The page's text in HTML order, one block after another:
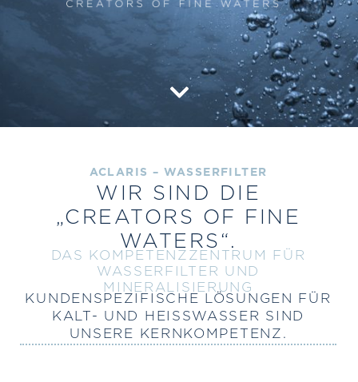
ACLARIS – WASSERFILTER
WIR SIND DIE
„CREATORS OF FINE
WATERS“.
DAS KOMPETENZZENTRUM FÜR
WASSERFILTER UND
MINERALISIERUNG
KUNDENSPEZIFISCHE LÖSUNGEN FÜR
KALT- UND HEISSWASSER SIND
UNSERE KERNKOMPETENZ.